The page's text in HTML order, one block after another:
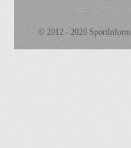
© 2012 - 2026